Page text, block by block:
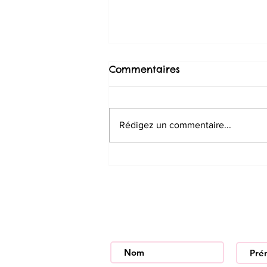
Commentaires
Rédigez un commentaire...